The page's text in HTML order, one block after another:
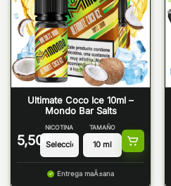
Ultimate Coco Ice 10ml –
Mondo Bar Salts
5,50 €
NICOTINA TAMAÑO
Entrega maÃ±ana